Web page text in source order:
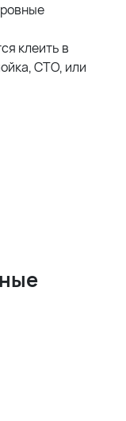
клеить в
СТО, или